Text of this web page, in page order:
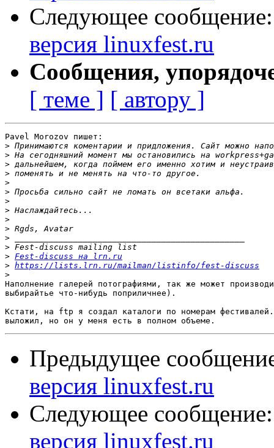
Следующее
версия linuxfest.ru
Сообщения,
[ теме ] [ автору ]
Pavel Morozov пишет:
>
>
>
>
>
>
>
>
>
>
>
>
> Fest-discuss на lrn.ru
> https://lists.lrn.ru/mailman/listinfo/fest-discuss
>
Наполнение галерей потографиями, так же может
выбирайтье что-нибудь поприличнее).
Кстати, на ftp я создал каталоги по номерам
Предыдущее
версия linuxfest.ru
Следующее
версия linuxfest.ru